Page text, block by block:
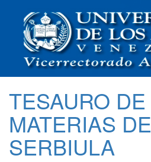
TESAURO DE
MATERIAS DE
SERBIULA